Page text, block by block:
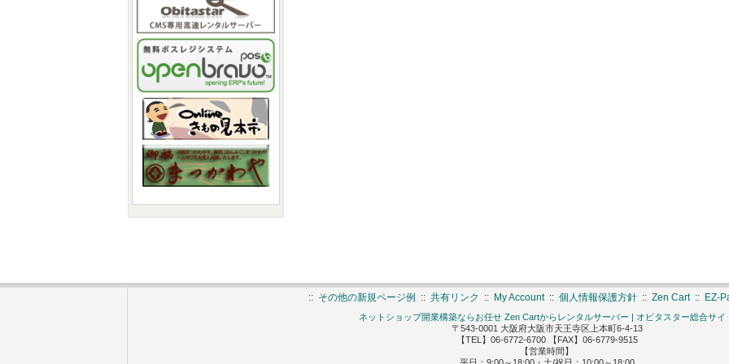
:: その他の新規ページ例 :: 共有リンク :: My Account:: 個人情報保護方針 :: Zen Cart:: EZ-
ネットショップ開業構築ならお任せ Zen Cartからレンタルサーバー | オビタスター総合サイ
〒543-0001 大阪府大阪市天王寺区上本町6-4-13
【TEL】06-6772-6700 【FAX】06-6779-9515
【営業時間】